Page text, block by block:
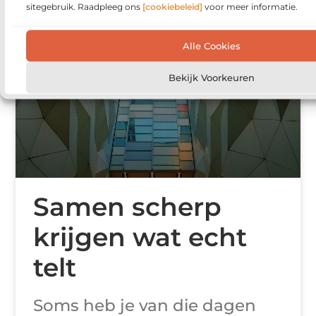
sitegebruik. Raadpleeg ons [cookiebeleid] voor meer informatie.
Alle Cookies
Bekijk Voorkeuren
Samen scherp
krijgen wat echt
telt
Soms heb je van die dagen